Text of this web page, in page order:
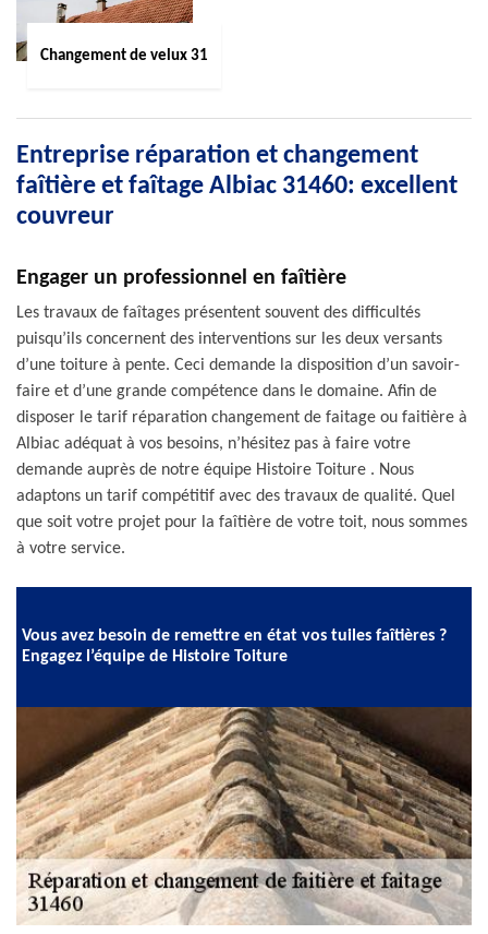
Changement de velux 31
Entreprise réparation et changement
faîtière et faîtage Albiac 31460: excellent
couvreur
Engager un professionnel en faîtière
Les travaux de faîtages présentent souvent des difficultés
puisqu’ils concernent des interventions sur les deux versants
d’une toiture à pente. Ceci demande la disposition d’un savoir-
faire et d’une grande compétence dans le domaine. Afin de
disposer le tarif réparation changement de faitage ou faitière à
Albiac adéquat à vos besoins, n’hésitez pas à faire votre
demande auprès de notre équipe Histoire Toiture . Nous
adaptons un tarif compétitif avec des travaux de qualité. Quel
que soit votre projet pour la faîtière de votre toit, nous sommes
à votre service.
Vous avez besoin de remettre en état vos tuiles faîtières ?
Engagez l’équipe de Histoire Toiture